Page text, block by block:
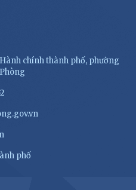
chính thành phố, phường
phố